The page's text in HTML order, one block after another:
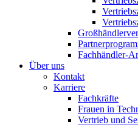
Fachhändler-
Über uns
Kontakt
Karriere
Fachkräfte
Frauen in
Vertrieb und